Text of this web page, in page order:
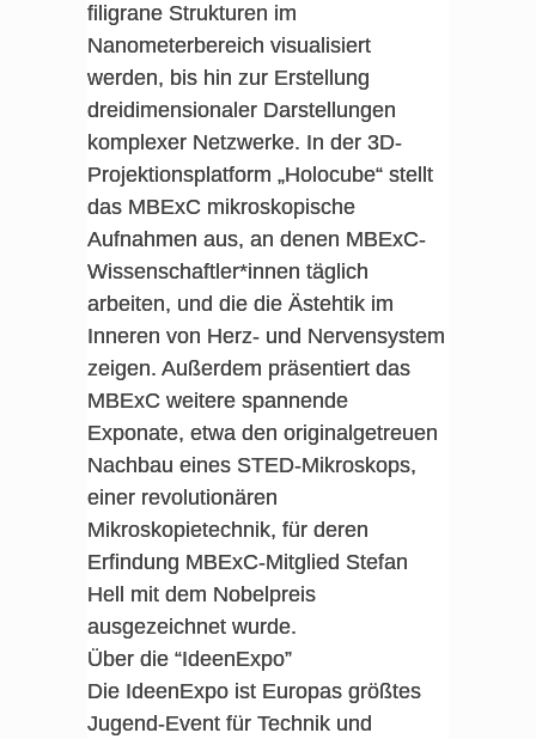
filigrane Strukturen im
Nanometerbereich visualisiert
werden, bis hin zur Erstellung
dreidimensionaler Darstellungen
komplexer Netzwerke. In der 3D-
Projektionsplatform „Holocube“ stellt
das MBExC mikroskopische
Aufnahmen aus, an denen MBExC-
Wissenschaftler*innen täglich
arbeiten, und die die Ästehtik im
Inneren von Herz- und Nervensystem
zeigen. Außerdem präsentiert das
MBExC weitere spannende
Exponate, etwa den originalgetreuen
Nachbau eines STED-Mikroskops,
einer revolutionären
Mikroskopietechnik, für deren
Erfindung MBExC-Mitglied Stefan
Hell mit dem Nobelpreis
ausgezeichnet wurde.
Über die “IdeenExpo”
Die IdeenExpo ist Europas größtes
Jugend-Event für Technik und